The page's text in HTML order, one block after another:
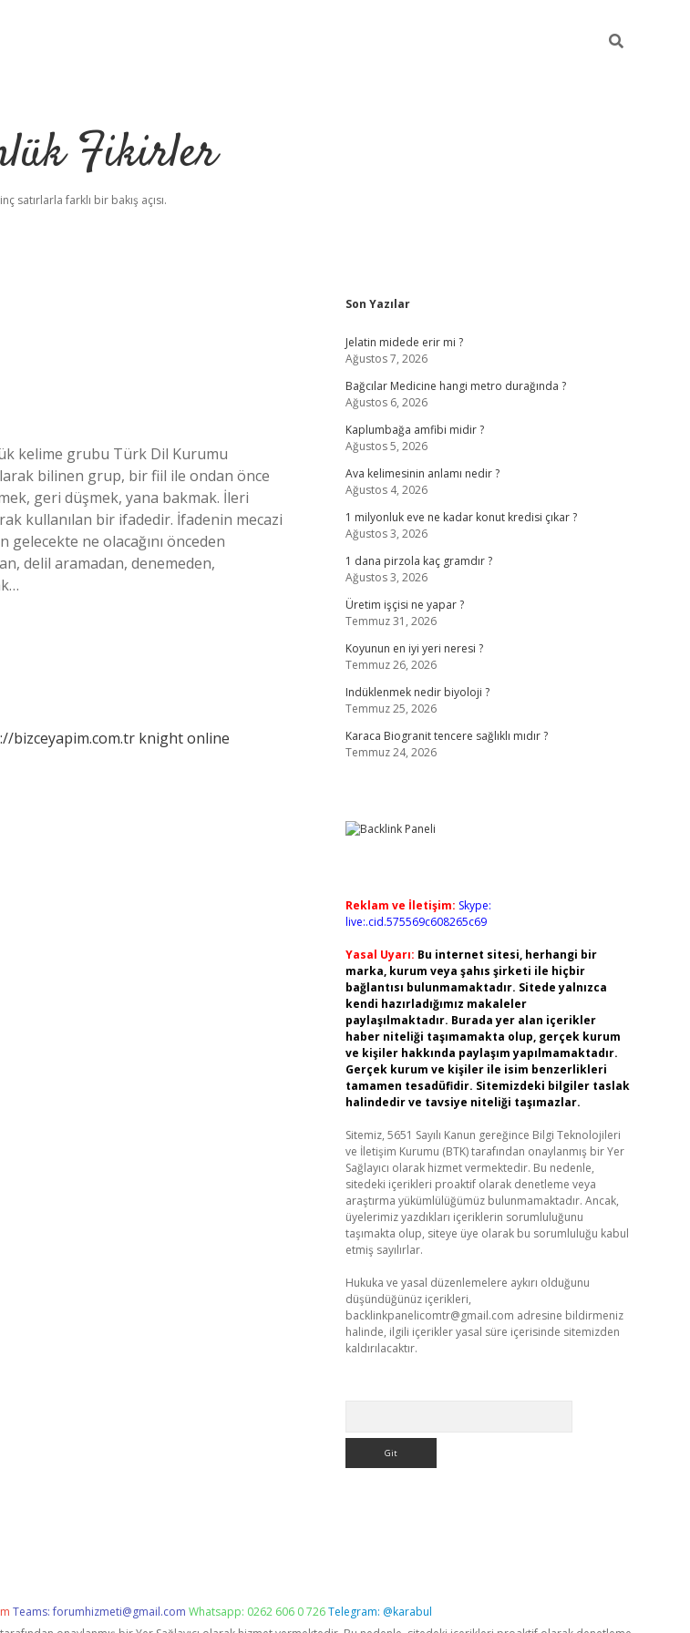
Fikirler
satırlarla farklı bir bakış açısı.
kelime grubu Türk Dil Kurumu
bilinen grup, bir fiil ile ondan önce
geri düşmek, yana bakmak. İleri
kullanılan bir ifadedir. İfadenin mecazi
ne olacağını önceden
delil aramadan, denemeden,
bizceyapim.com.tr knight online
Sidebar
Son Yazılar
Jelatin midede erir mi ?
Ağustos 7, 2026
Bağcılar Medicine hangi metro durağında ?
Ağustos 6, 2026
Kaplumbağa amfibi midir ?
Ağustos 5, 2026
Ava kelimesinin anlamı nedir ?
Ağustos 4, 2026
1 milyonluk eve ne kadar konut kredisi çıkar ?
Ağustos 3, 2026
1 dana pirzola kaç gramdır ?
Ağustos 3, 2026
Üretim işçisi ne yapar ?
Temmuz 31, 2026
Koyunun en iyi yeri neresi ?
Temmuz 26, 2026
Indüklenmek nedir biyoloji ?
Temmuz 25, 2026
Karaca Biogranit tencere sağlıklı mıdır ?
Temmuz 24, 2026
Reklam ve İletişim: Skype:
live:.cid.575569c608265c69
Yasal Uyarı: Bu internet sitesi, herhangi bir
marka, kurum veya şahıs şirketi ile hiçbir
bağlantısı bulunmamaktadır. Sitede yalnızca
kendi hazırladığımız makaleler
paylaşılmaktadır. Burada yer alan içerikler
haber niteliği taşımamakta olup, gerçek kurum
ve kişiler hakkında paylaşım yapılmamaktadır.
Gerçek kurum ve kişiler ile isim benzerlikleri
tamamen tesadüfidir. Sitemizdeki bilgiler taslak
halindedir ve tavsiye niteliği taşımazlar.
Sitemiz, 5651 Sayılı Kanun gereğince Bilgi Teknolojileri
ve İletişim Kurumu (BTK) tarafından onaylanmış bir Yer
Sağlayıcı olarak hizmet vermektedir. Bu nedenle,
sitedeki içerikleri proaktif olarak denetleme veya
araştırma yükümlülüğümüz bulunmamaktadır. Ancak,
üyelerimiz yazdıkları içeriklerin sorumluluğunu
taşımakta olup, siteye üye olarak bu sorumluluğu kabul
etmiş sayılırlar.
Hukuka ve yasal düzenlemelere aykırı olduğunu
düşündüğünüz içerikleri,
backlinkpanelicomtr@gmail.com adresine bildirmeniz
halinde, ilgili içerikler yasal süre içerisinde sitemizden
kaldırılacaktır.
Teams:forumhizmeti@gmail.com Whatsapp: 0262 606 0 726Telegram: @karabul